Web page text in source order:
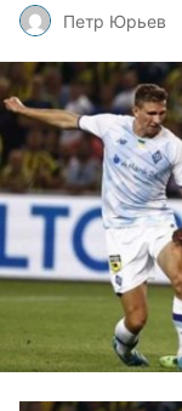
Петр Юрьев